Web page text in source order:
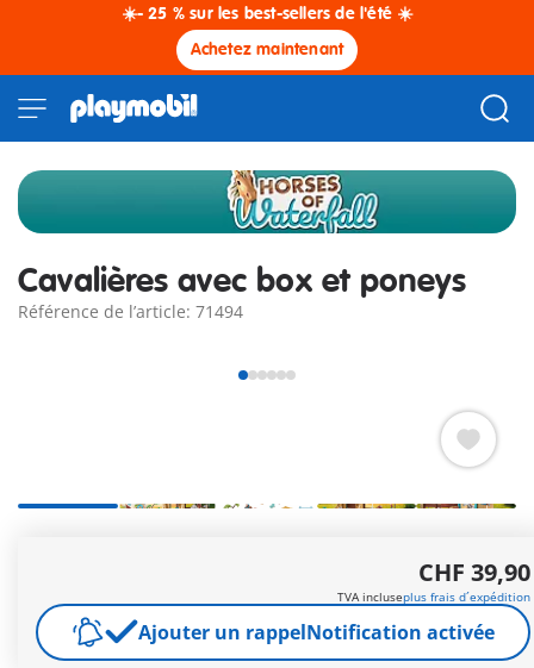
☀️- 25 % sur les best-sellers de l'été ☀️
Achetez maintenant
Cavalières avec box et poneys
Référence de l’article: 71494
deux personnages, deux poneys, le box et des accessoires.
Les produits de la gamme Horses of Waterfall sont fabriqués
avec plus de 80% de matériaux recyclés ou biosourcés en
moyenne.
Autres informations
CHF 39,90
TVA incluseplus frais d´expédition
Ajouter un rappelNotification activée